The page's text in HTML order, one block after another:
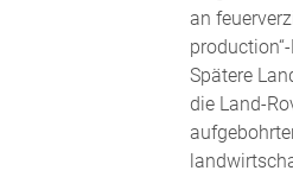
an
Spätere
die Land-